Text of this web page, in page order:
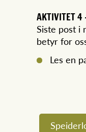
AKTIVITET
Siste post i
betyr for
Les en